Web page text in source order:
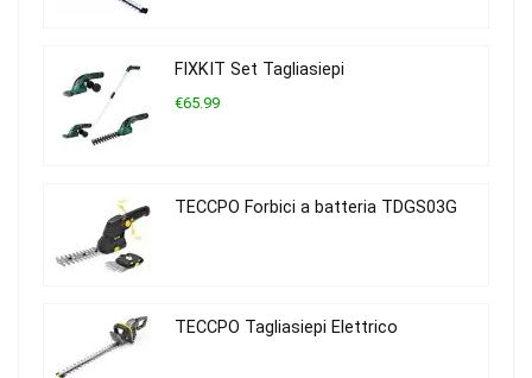
FIXKIT Set Tagliasiepi
€65.99
TECCPO Forbici a batteria TDGS03G
TECCPO Tagliasiepi Elettrico